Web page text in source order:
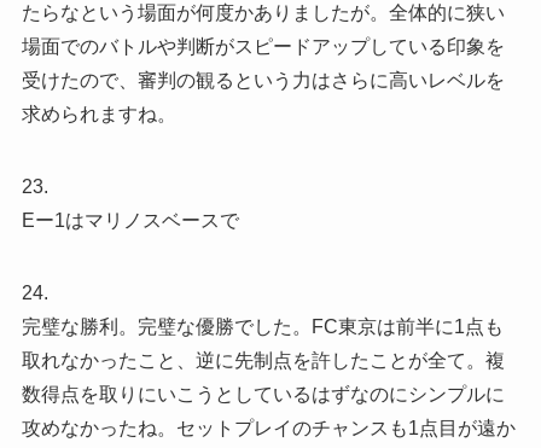
たらなという場面が何度かありましたが。全体的に狭い
場面でのバトルや判断がスピードアップしている印象を
受けたので、審判の観るという力はさらに高いレベルを
求められますね。
23.
Eー1はマリノスベースで
24.
完璧な勝利。完璧な優勝でした。FC東京は前半に1点も
取れなかったこと、逆に先制点を許したことが全て。複
数得点を取りにいこうとしているはずなのにシンプルに
攻めなかったね。セットプレイのチャンスも1点目が遠か